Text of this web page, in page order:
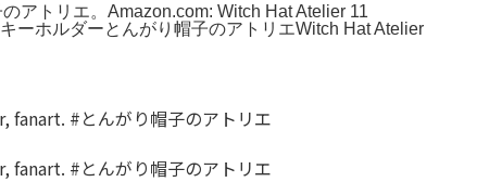
アトリエ。Amazon.com: Witch Hat Atelier 11
ーホルダーとんがり帽子のアトリエWitch Hat Atelier